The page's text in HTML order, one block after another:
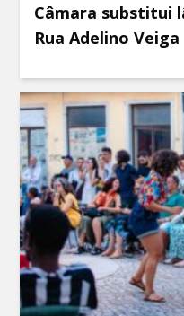
Câmara substitui
Rua Adelino Veiga